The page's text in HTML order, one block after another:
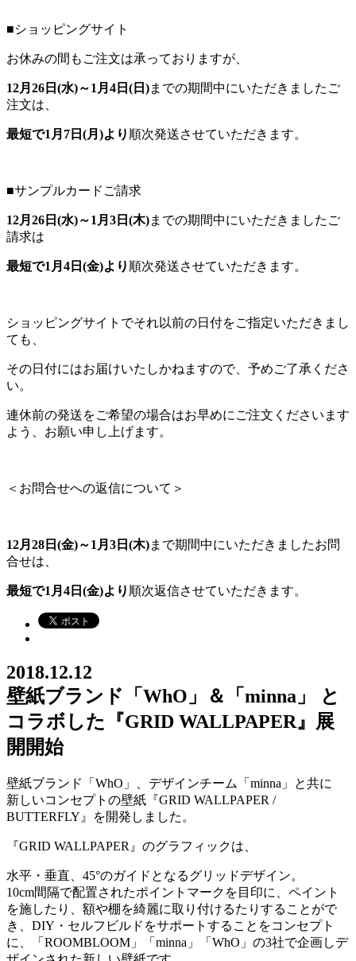
■ショッピングサイト
お休みの間もご注文は承っておりますが、
12月26日(水)～1月4日(日)までの期間中にいただきましたご
注文は、
最短で1月7日(月)より 順次発送させていただきます。
■サンプルカードご請求
12月26日(水)～1月3日(木)までの期間中にいただきましたご
請求は
最短で1月4日(金)より 順次発送させていただきます。
ショッピングサイトでそれ以前の日付をご指定いただきまし
ても、
その日付にはお届けいたしかねますので、予めご了承くださ
い。
連休前の発送をご希望の場合はお早めにご注文くださいます
よう、お願い申し上げます。
＜お問合せへの返信について＞
12月28日(金)～1月3日(木)まで期間中にいただきましたお問
合せは、
最短で1月4日(金)より 順次返信させていただきます。
2018.12.12
壁紙ブランド「WhO」＆「minna」 と
コラボした『GRID WALLPAPER』展
開開始
壁紙ブランド「WhO」、デザインチーム「minna」と共に
新しいコンセプトの壁紙『GRID WALLPAPER /
BUTTERFLY』を開発しました。
『GRID WALLPAPER』のグラフィックは、
水平・垂直、45°のガイドとなるグリッドデザイン。
10cm間隔で配置されたポイントマークを目印に、ペイント
を施したり、額や棚を綺麗に取り付けるたりすることがで
き、DIY・セルフビルドをサポートすることをコンセプト
に、「ROOMBLOOM」「minna」「WhO」の3社で企画しデ